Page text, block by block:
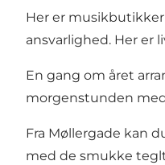
Her er
ansvarlighed. Her er
En gang om året
morgenstunden
Fra Møllergade kan
med de smukke